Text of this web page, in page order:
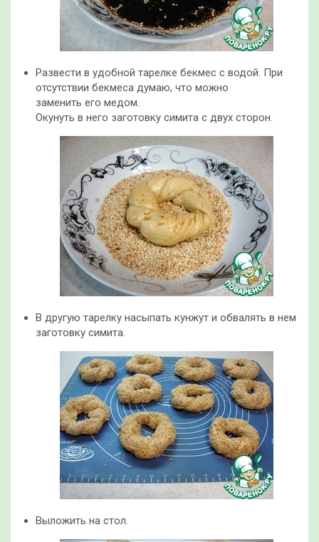
Развести в удобной тарелке бекмес с водой. При
отсутствии бекмеса думаю, что можно
заменить его медом.
Окунуть в него заготовку симита с двух сторон.
В другую тарелку насыпать кунжут и обвалять в нем
заготовку симита.
Выложить на стол.